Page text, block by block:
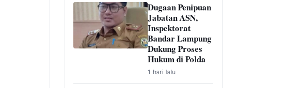
Dugaan Penipuan
Jabatan ASN,
Inspektorat
Bandar Lampung
Dukung Proses
Hukum di Polda
1 hari lalu